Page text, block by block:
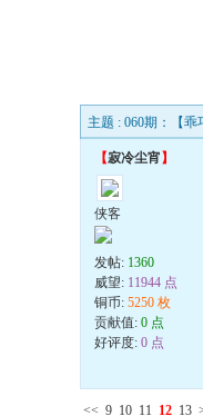
主题 : 060期：【
【寂冷尘宵 】
侠客
发帖: 1360
威望: 11944 点
铜币: 5250 枚
贡献值: 0 点
好评度: 0 点
<< 9 10 11 12 13